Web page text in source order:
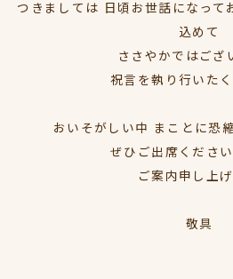
つきましては 日頃お世話になって
込めて
ささやかではござ
祝言を執り行いた
おいそがしい中 まことに恐
ぜひご出席くださ
ご案内申し上